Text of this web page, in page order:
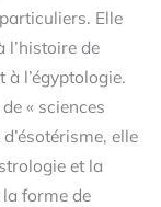
Elle
l’histoire de
à l’égyptologie.
« sciences
elle
et la
forme de